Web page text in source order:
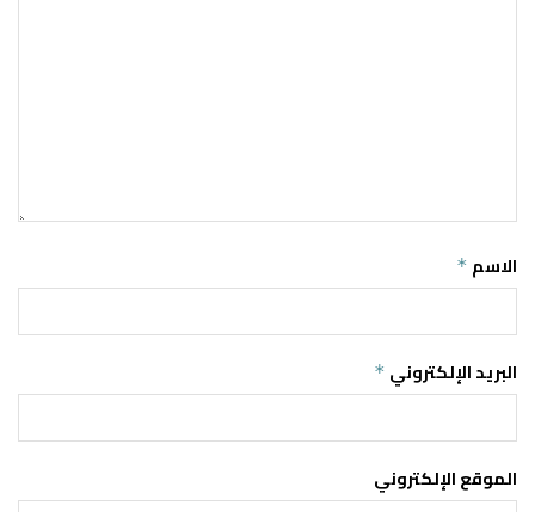
الاسم *
البريد الإلكتروني *
الموقع الإلكتروني